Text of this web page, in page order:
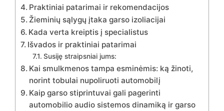
Praktiniai patarimai ir rekomendacijos
Žieminių sąlygų įtaka garso izoliacijai
Kada verta kreiptis į specialistus
Išvados ir praktiniai patarimai
Susiję straipsniai jums:
Kai smulkmenos tampa esminėmis: ką žinoti,
norint tobulai nupoliruoti automobilį
Kaip garso stiprintuvai gali pagerinti
automobilio audio sistemos dinamiką ir garso